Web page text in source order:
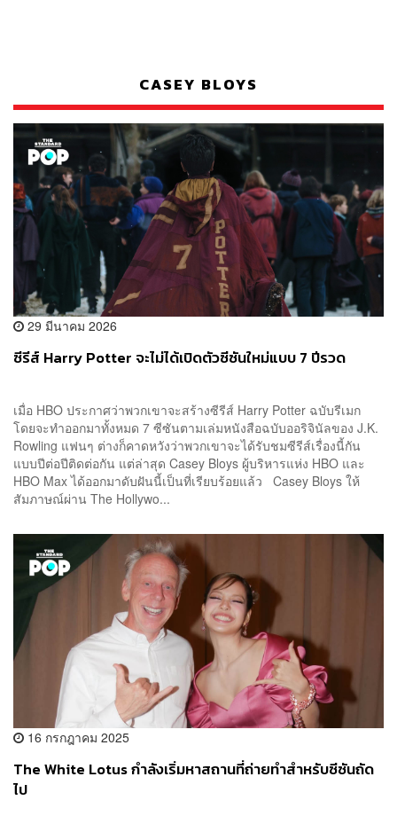
CASEY BLOYS
29 มีนาคม 2026
ซีรีส์ Harry Potter จะไม่ได้เปิดตัวซีซันใหม่แบบ 7 ปีรวด
เมื่อ HBO ประกาศว่าพวกเขาจะสร้างซีรีส์ Harry Potter ฉบับรีเมก
โดยจะทำออกมาทั้งหมด 7 ซีซันตามเล่มหนังสือฉบับออริจินัลของ J.K.
Rowling แฟนๆ ต่างก็คาดหวังว่าพวกเขาจะได้รับชมซีรีส์เรื่องนี้กัน
แบบปีต่อปีติดต่อกัน แต่ล่าสุด Casey Bloys ผู้บริหารแห่ง HBO และ
HBO Max ได้ออกมาดับฝันนี้เป็นที่เรียบร้อยแล้ว Casey Bloys ให้
สัมภาษณ์ผ่าน The Hollywo...
16 กรกฎาคม 2025
The White Lotus กำลังเริ่มหาสถานที่ถ่ายทำสำหรับซีซันถัด
ไป